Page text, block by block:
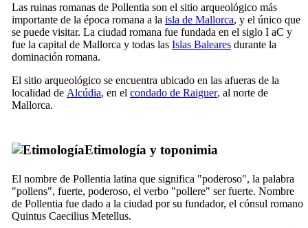
Las ruinas romanas de Pollentia son el sitio arqueológico más
importante de la época romana a la isla de Mallorca, y el único que
se puede visitar. La ciudad romana fue fundada en el siglo I aC y
fue la capital de Mallorca y todas las Islas Baleares durante la
dominación romana.
El sitio arqueológico se encuentra ubicado en las afueras de la
localidad de Alcúdia, en el condado de Raiguer, al norte de
Mallorca.
Etimología y toponimia
El nombre de Pollentia latina que significa "poderoso", la palabra
"pollens", fuerte, poderoso, el verbo "pollere" ser fuerte. Nombre
de Pollentia fue dado a la ciudad por su fundador, el cónsul romano
Quintus Caecilius Metellus.